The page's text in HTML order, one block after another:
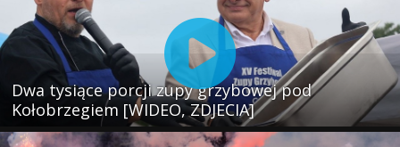
Dwa tysiące porcji zupy grzybowej pod
Kołobrzegiem [WIDEO, ZDJECIA]